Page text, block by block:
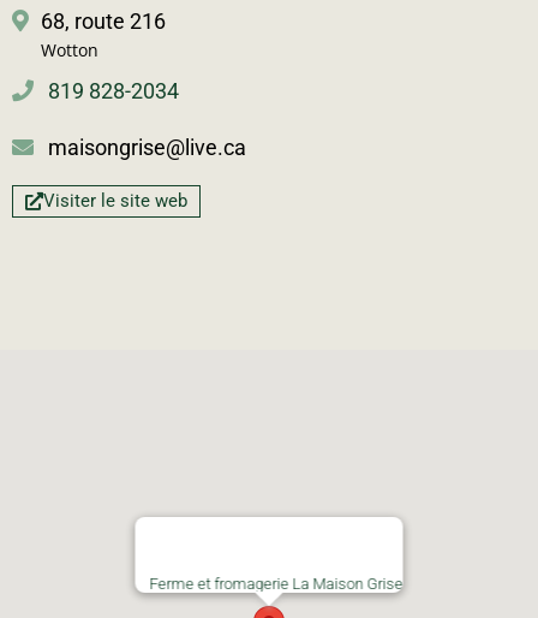
68, route 216
Wotton
819 828-2034
maisongrise@live.ca
Visiter le site web
Ferme et fromagerie La Maison Grise